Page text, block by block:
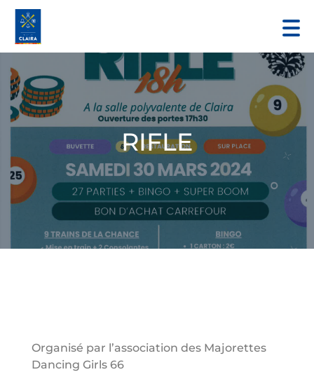
RIFLE
Organisé par l’association des Majorettes
Dancing Girls 66